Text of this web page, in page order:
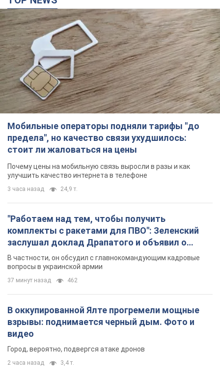
Мобильные операторы подняли тарифы "до
предела", но качество связи ухудшилось:
стоит ли жаловаться на цены
Почему цены на мобильную связь выросли в разы и как
улучшить качество интернета в телефоне
3 часа назад 24,9 т.
"Работаем над тем, чтобы получить
комплекты с ракетами для ПВО": Зеленский
заслушал доклад Драпатого и объявил о
вопросы в украинской армии
В оккупированной Ялте прогремели мощные
взрывы: поднимается черный дым. Фото и
видео
2 часа назад 3,4 т.